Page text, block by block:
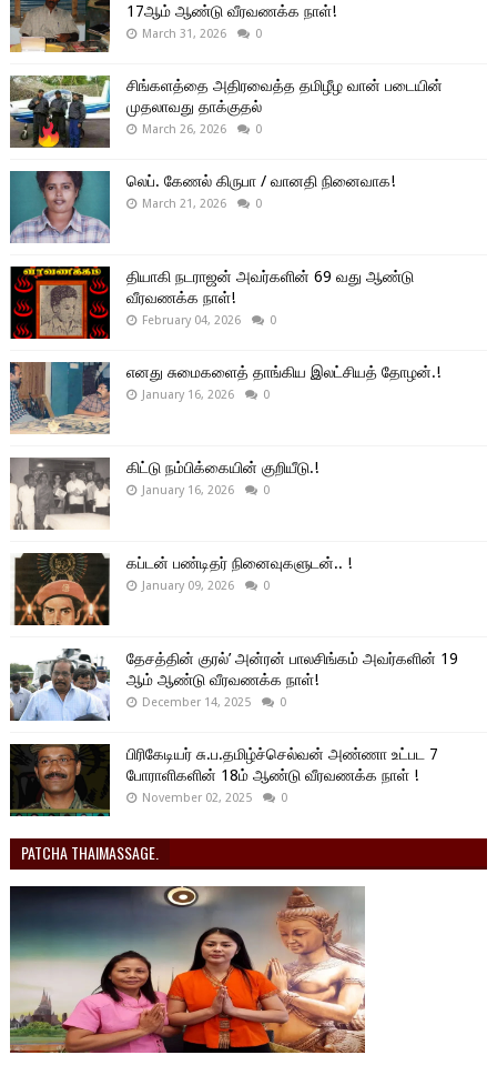
17ஆம் ஆண்டு வீரவணக்க நாள்!
March 31, 2026 0
சிங்களத்தை அதிரவைத்த தமிழீழ வான் படையின்
முதலாவது தாக்குதல்
March 26, 2026 0
லெப். கேணல் கிருபா / வானதி நினைவாக!
March 21, 2026 0
தியாகி நடராஜன் அவர்களின் 69 வது ஆண்டு
வீரவணக்க நாள்!
February 04, 2026 0
எனது சுமைகளைத் தாங்கிய இலட்சியத் தோழன்.!
January 16, 2026 0
கிட்டு நம்பிக்கையின் குறியீடு.!
January 16, 2026 0
கப்டன் பண்டிதர் நினைவுகளுடன்.. !
January 09, 2026 0
தேசத்தின் குரல்’ அன்ரன் பாலசிங்கம் அவர்களின் 19
ஆம் ஆண்டு வீரவணக்க நாள்!
December 14, 2025 0
பிரிகேடியர் சு.ப.தமிழ்ச்செல்வன் அண்ணா உட்பட 7
போராளிகளின் 18ம் ஆண்டு வீரவணக்க நாள் !
November 02, 2025 0
PATCHA THAIMASSAGE.